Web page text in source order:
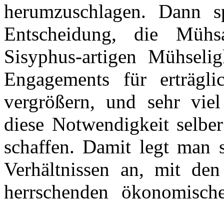
herumzuschlagen.
Entscheidung, die
Sisyphus-artigen
Engagements für
vergrößern, und sehr
diese Notwendigkeit
schaffen. Damit legt man
Verhältnissen an, mit
herrschenden